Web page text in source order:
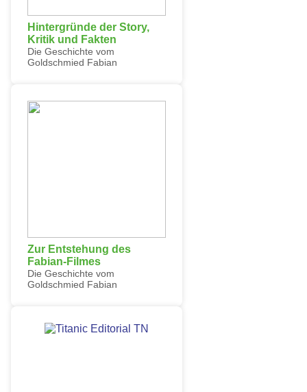
Hintergründe der Story,
Kritik und Fakten
Die Geschichte vom
Goldschmied Fabian
Zur Entstehung des
Fabian-Filmes
Die Geschichte vom
Goldschmied Fabian